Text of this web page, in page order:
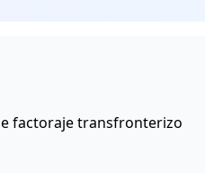
factoraje transfronterizo